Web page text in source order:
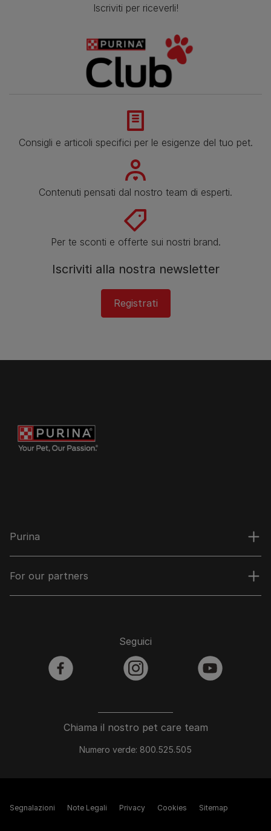
Iscriviti per riceverli!
Consigli e articoli specifici per le esigenze del tuo pet.
Contenuti pensati dal nostro team di esperti.
Per te sconti e offerte sui nostri brand.
Iscriviti alla nostra newsletter
Registrati
Purina
For our partners
Chiama il nostro pet care team
Numero verde: 800.525.505
Seguici
facebook instagram youtube
Segnalazioni Note Legali Privacy Cookies Sitemap